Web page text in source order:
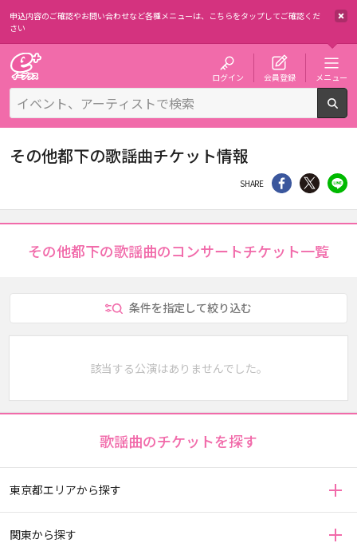
申込内容のご確認やお問い合わせなど各種メニューは、 こちらをタップしてご確認くだ
さい
ログイン 会員登録 メニュー
その他都下の歌謡曲チケット情報
SHARE シェア Twitter
その他都下の歌謡曲のコンサートチケット一覧
条件を指定して絞り込む
該当する公演はありませんでした。
歌謡曲のチケットを探す
東京都エリアから探す
関東から探す